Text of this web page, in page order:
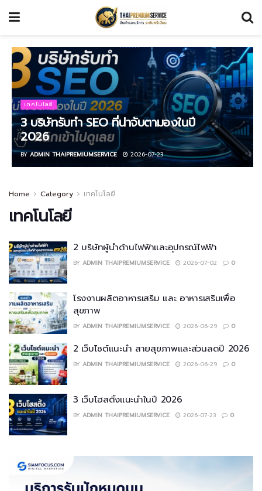
เทคโนโลยี
3 บริษัทรับทำ SEO ที่น่าจับตามองในปี
2026
BY ADMIN THAIPREMIUMSERVICE 2026-07-23
Home Category เทคโนโลยี
เทคโนโลยี
2 บริษัทผู้นำด้านไฟฟ้าและอุปกรณ์ไฟฟ้า
BY ADMIN THAIPREMIUMSERVICE 2026-07-02 0
โรงงานผลิตอาหารเสริม และ อาหารเสริมเพื่อ
สุขภาพ
BY ADMIN THAIPREMIUMSERVICE 2026-06-29 0
2 เว็บไซต์แนะนำ สายสุขภาพและส่วนลดปี 2026
BY ADMIN THAIPREMIUMSERVICE 2026-06-29 0
3 เว็บโฮสติ้งแนะนำในปี 2026
BY ADMIN THAIPREMIUMSERVICE 2026-07-23 0